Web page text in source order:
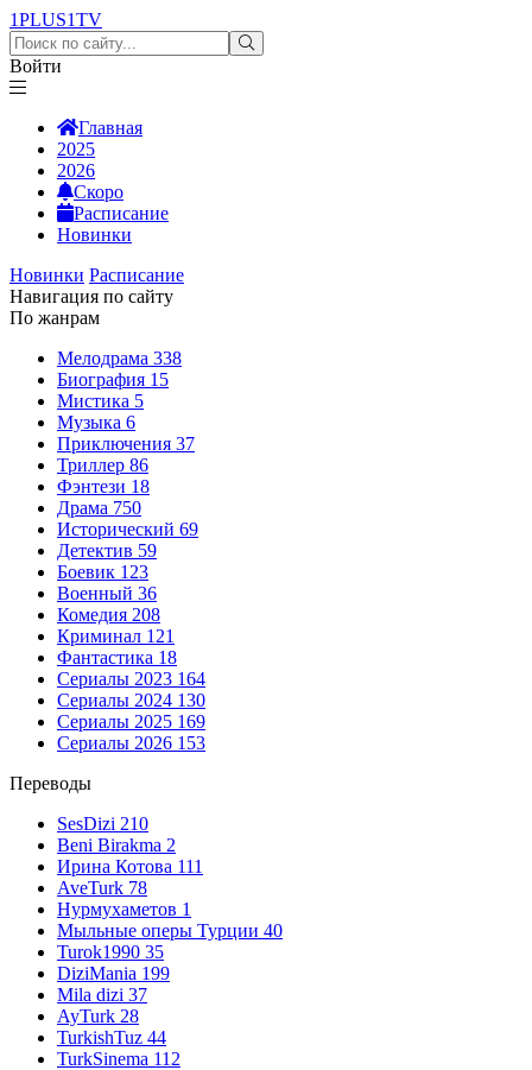
1PLUS1TV
Войти
Главная
2025
2026
Скоро
Расписание
Новинки
Новинки Расписание
Навигация по сайту
По жанрам
Мелодрама 338
Биография 15
Мистика 5
Музыка 6
Приключения 37
Триллер 86
Фэнтези 18
Драма 750
Исторический 69
Детектив 59
Боевик 123
Военный 36
Комедия 208
Криминал 121
Фантастика 18
Сериалы 2023 164
Сериалы 2024 130
Сериалы 2025 169
Сериалы 2026 153
Переводы
SesDizi 210
Beni Birakma 2
Ирина Котова 111
AveTurk 78
Нурмухаметов 1
Мыльные оперы Турции 40
Turok1990 35
DiziMania 199
Mila dizi 37
AyTurk 28
TurkishTuz 44
TurkSinema 112